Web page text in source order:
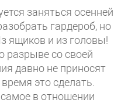
заняться осенней
гардероб, но
ящиков и из головы!
разрыве со своей
давно не приносят
это сделать.
в отношении